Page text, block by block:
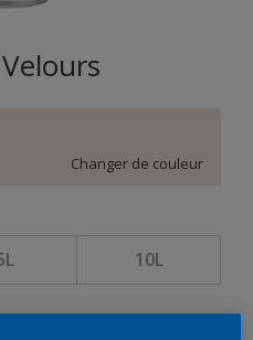
Changer de couleur
10L